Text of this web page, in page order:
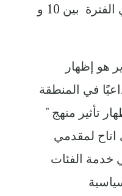
السنوي بالغردقة، مصر في الفترة بين 10 و
إظهار
في المنطقة
تأثير منهج "
لمقدمي
خدمة الفئات